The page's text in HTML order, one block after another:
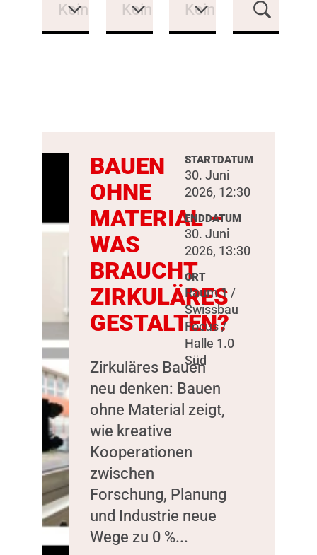
Keine AuswahlKeine AuswahlKeine Auswahl
BAUEN
OHNE
MATERIAL –
WAS
BRAUCHT
ZIRKULÄRES
GESTALTEN?
Zirkuläres Bauen
neu denken: Bauen
ohne Material zeigt,
wie kreative
Kooperationen
zwischen
Forschung, Planung
und Industrie neue
Wege zu 0 %...
STARTDATUM
30. Juni
2026, 12:30
ENDDATUM
30. Juni
2026, 13:30
ORT
Raum 1 /
Swissbau
Focus /
Halle 1.0
Süd